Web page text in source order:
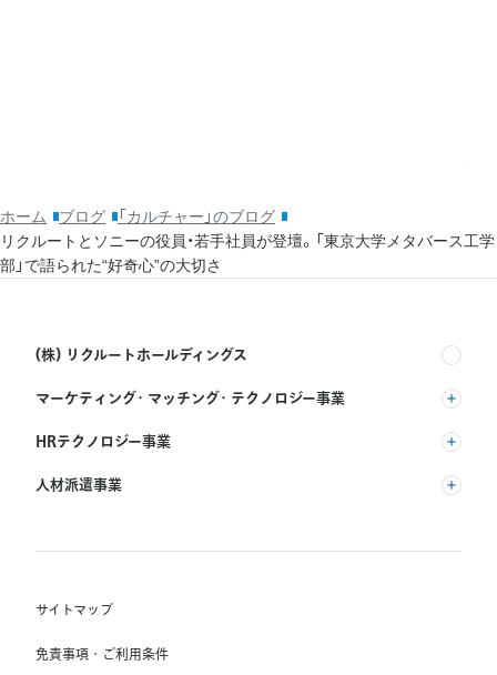
ホーム ブログ
「カルチャー」のブログ
リクルートとソニーの役員・若手社員が登壇。「東京大学メタバース工学
部」で語られた“好奇心”の大切さ
(株) リクルートホールディングス
マーケティング・マッチング・テクノロジー事業
(株) リクルート
HRテクノロジー事業
(株) インディードリクルートパートナーズ
Indeed, Inc.
人材派遣事業
(株) スタッフサービス・ホールディングス
サイトマップ
免責事項・ご利用条件